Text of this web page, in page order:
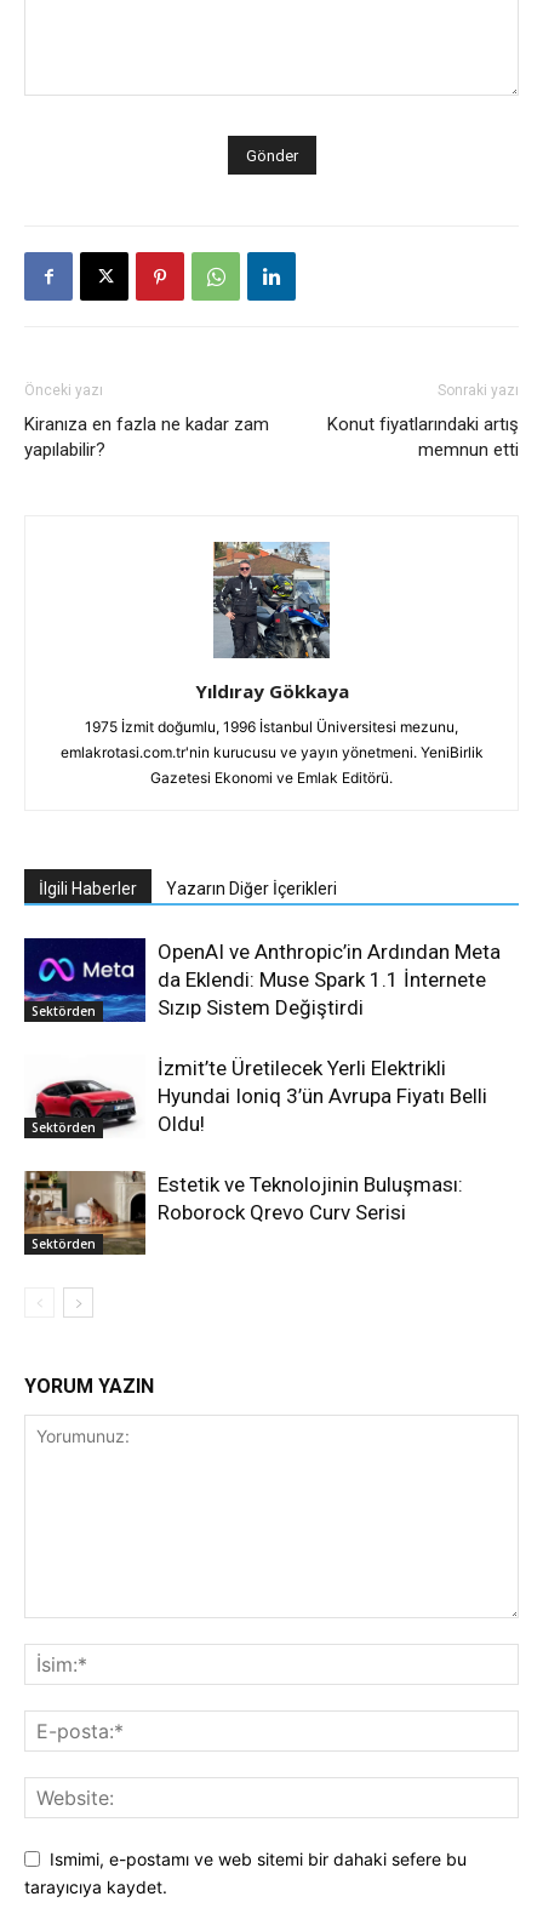
Önceki yazı
Kiranıza en fazla ne kadar zam
yapılabilir?
Sonraki yazı
Konut fiyatlarındaki artış
memnun etti
Yıldıray Gökkaya
1975 İzmit doğumlu, 1996 İstanbul Üniversitesi mezunu,
emlakrotasi.com.tr'nin kurucusu ve yayın yönetmeni. YeniBirlik
Gazetesi Ekonomi ve Emlak Editörü.
İlgili Haberler Yazarın Diğer İçerikleri
Sektörden
OpenAI ve Anthropic’in Ardından Meta
da Eklendi: Muse Spark 1.1 İnternete
Sızıp Sistem Değiştirdi
Sektörden
İzmit’te Üretilecek Yerli Elektrikli
Hyundai Ioniq 3’ün Avrupa Fiyatı Belli
Oldu!
Sektörden
Estetik ve Teknolojinin Buluşması:
Roborock Qrevo Curv Serisi
YORUM YAZIN
Ismimi, e-postamı ve web sitemi bir dahaki sefere bu
tarayıcıya kaydet.